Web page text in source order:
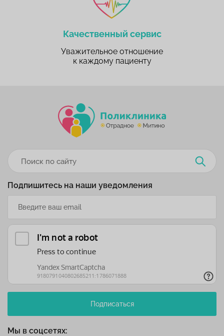
Качественный сервис
Уважительное отношение
к каждому пациенту
Мы в соцсетях:
Подпишитесь на наши уведомления
Подписаться